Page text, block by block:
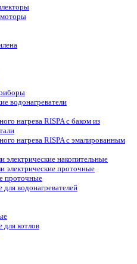
водонагреватели
нагрева RISPA с баком из
нагрева RISPA с эмалированным
электрические накопительные
электрические проточные
проточные
водонагревателей
котлов